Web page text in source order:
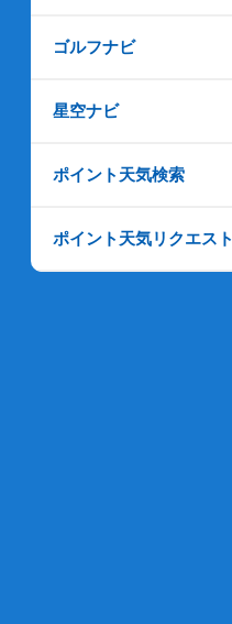
ゴルフナビ
星空ナビ
ポイント天気検索
ポイント天気リクエスト